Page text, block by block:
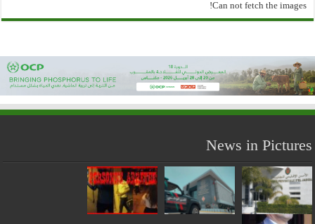
Can not fetch the images!
News in Pictures